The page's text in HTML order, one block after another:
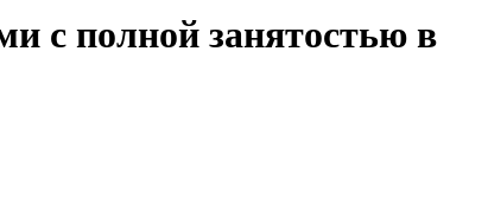
с полной занятостью в